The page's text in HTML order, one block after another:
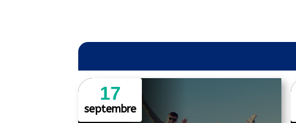
17
septembre